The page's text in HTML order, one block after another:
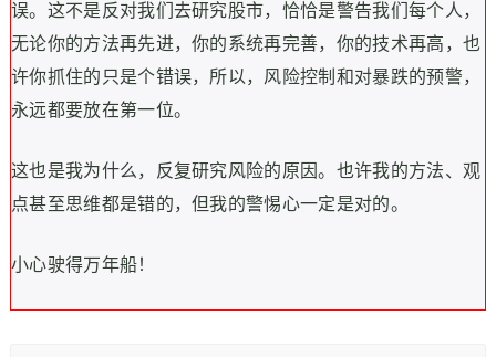
误。这不是反对我们去研究股市，恰恰是警告我们每个人，
无论你的方法再先进，你的系统再完善，你的技术再高，也
许你抓住的只是个错误，所以，风险控制和对暴跌的预警，
永远都要放在第一位。
这也是我为什么，反复研究风险的原因。也许我的方法、观
点甚至思维都是错的，但我的警惕心一定是对的。
小心驶得万年船！